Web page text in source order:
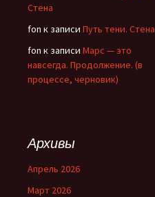
Стена
fon к записи Путь тени. Стена
fon к записи Марс — это
навсегда. Продолжение. (в
процессе, черновик)
Архивы
Апрель 2026
Март 2026